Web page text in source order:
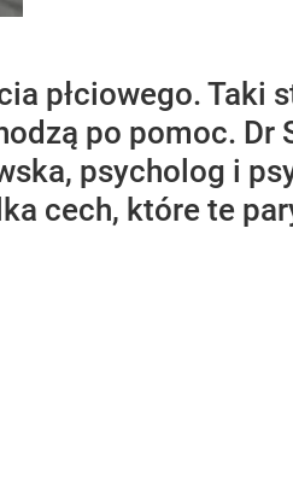
płciowego. Taki
po pomoc. Dr
psycholog i
cech, które te